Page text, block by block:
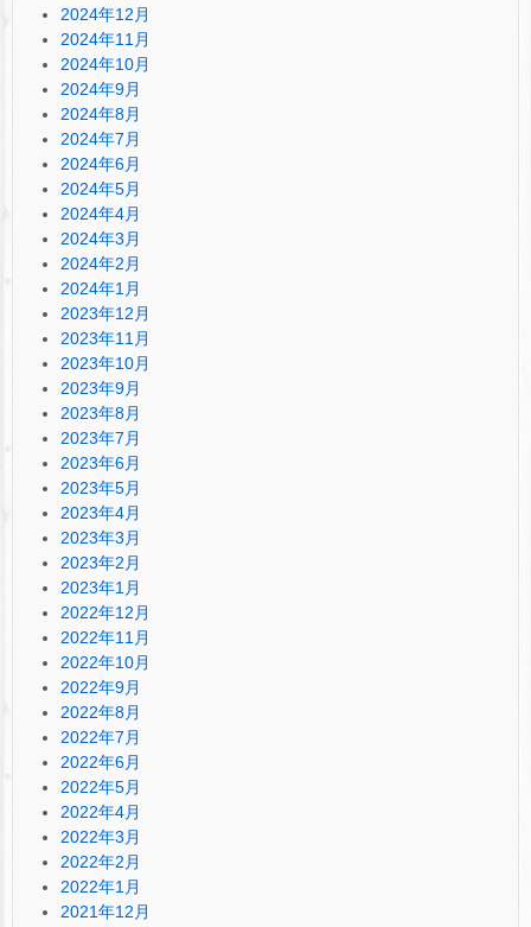
2024年12月
2024年11月
2024年10月
2024年9月
2024年8月
2024年7月
2024年6月
2024年5月
2024年4月
2024年3月
2024年2月
2024年1月
2023年12月
2023年11月
2023年10月
2023年9月
2023年8月
2023年7月
2023年6月
2023年5月
2023年4月
2023年3月
2023年2月
2023年1月
2022年12月
2022年11月
2022年10月
2022年9月
2022年8月
2022年7月
2022年6月
2022年5月
2022年4月
2022年3月
2022年2月
2022年1月
2021年12月